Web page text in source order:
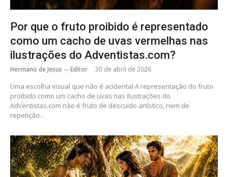
Por que o fruto proibido é representado
como um cacho de uvas vermelhas nas
ilustrações do Adventistas.com?
Hermano de Jesus -- Editor 30 de abril de 2026
Uma escolha visual que não é acidental A representação do fruto
proibido como um cacho de uvas nas ilustrações do
Adventistas.com não é fruto de descuido artístico, nem de
repetição…